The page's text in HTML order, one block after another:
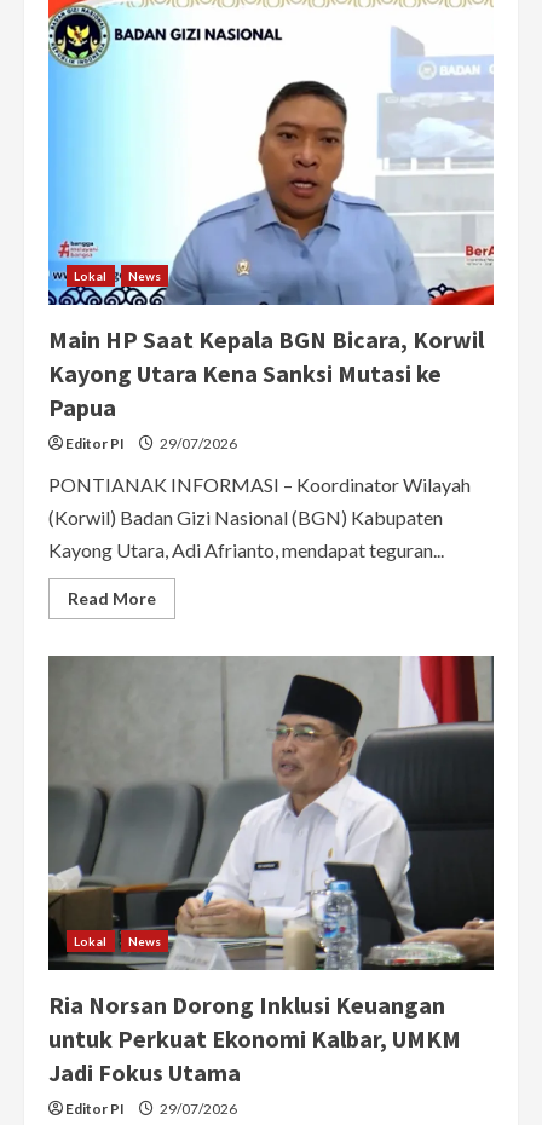
Ajak
Lokal News
Main HP Saat Kepala BGN Bicara, Korwil
Kayong Utara Kena Sanksi Mutasi ke
Papua
Editor PI 29/07/2026
PONTIANAK INFORMASI – Koordinator Wilayah
(Korwil) Badan Gizi Nasional (BGN) Kabupaten
Kayong Utara, Adi Afrianto, mendapat teguran...
Read MoreRead
more
Utara
Sanksi
Mutasi
Papua
Lokal News
Ria Norsan Dorong Inklusi Keuangan
untuk Perkuat Ekonomi Kalbar, UMKM
Jadi Fokus Utama
Editor PI 29/07/2026